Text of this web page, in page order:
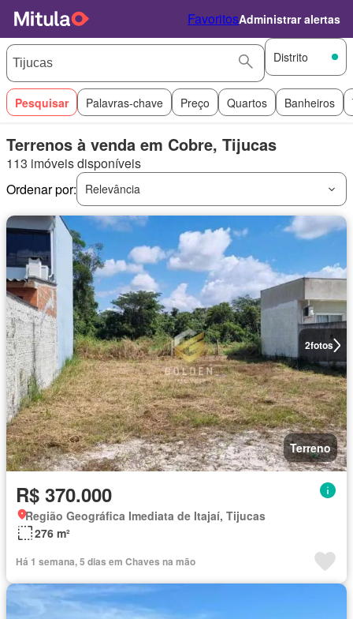
FavoritosAdministrar alertas
Distrito
Pesquisar Palavras-chave Preço Quartos Banheiros
Terrenos à venda em Cobre, Tijucas
113 imóveis disponíveis
Ordenar por:
Relevância
2fotos
Terreno
R$ 370.000
Região Geográfica Imediata de Itajaí, Tijucas
276 m²
Há 1 semana, 5 dias em Chaves na mão